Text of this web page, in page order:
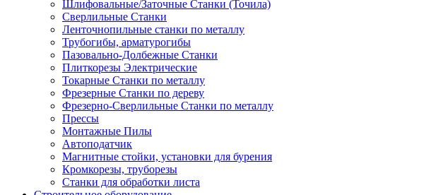
Шлифовальные/Заточные Станки (Точила)
Сверлильные Станки
Ленточнопильные станки по металлу
Трубогибы, арматурогибы
Пазовально-Долбежные Станки
Плиткорезы Электрические
Токарные Станки по металлу
Фрезерные Станки по дереву
Фрезерно-Сверлильные Станки по металлу
Прессы
Монтажные Пилы
Автоподатчик
Магнитные стойки, установки для бурения
Кромкорезы, труборезы
Станки для обработки листа